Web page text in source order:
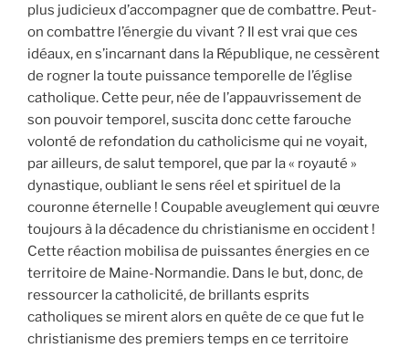
plus judicieux d’accompagner que de combattre. Peut-
on combattre l’énergie du vivant ? Il est vrai que ces
idéaux, en s’incarnant dans la République, ne cessèrent
de rogner la toute puissance temporelle de l’église
catholique. Cette peur, née de l’appauvrissement de
son pouvoir temporel, suscita donc cette farouche
volonté de refondation du catholicisme qui ne voyait,
par ailleurs, de salut temporel, que par la « royauté »
dynastique, oubliant le sens réel et spirituel de la
couronne éternelle ! Coupable aveuglement qui œuvre
toujours à la décadence du christianisme en occident !
Cette réaction mobilisa de puissantes énergies en ce
territoire de Maine-Normandie. Dans le but, donc, de
ressourcer la catholicité, de brillants esprits
catholiques se mirent alors en quête de ce que fut le
christianisme des premiers temps en ce territoire